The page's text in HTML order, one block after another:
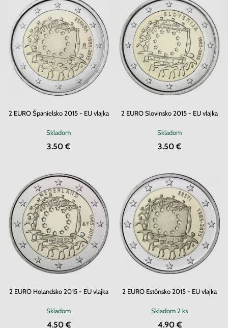
2 EURO Španielsko 2015 - EU vlajka
Skladom
3.50 €
2 EURO Slovinsko 2015 - EU vlajka
Skladom
3.50 €
2 EURO Holandsko 2015 - EU vlajka
Skladom
4.50 €
2 EURO Estónsko 2015 - EU vlajka
Skladom2 ks
4.90 €